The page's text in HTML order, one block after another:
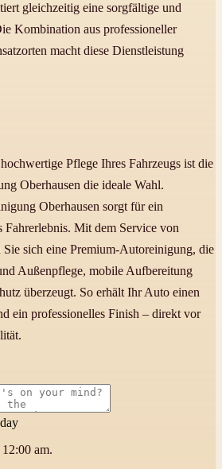
gleichzeitig eine sorgfältige und
Kombination aus professioneller
macht diese Dienstleistung
Pflege Ihres Fahrzeugs ist die
Oberhausen die ideale Wahl.
Oberhausen sorgt für ein
Fahrerlebnis. Mit dem Service von
sich eine Premium-Autoreinigung, die
Außenpflege, mobile Aufbereitung
überzeugt. So erhält Ihr Auto einen
ein professionelles Finish – direkt vor
am.